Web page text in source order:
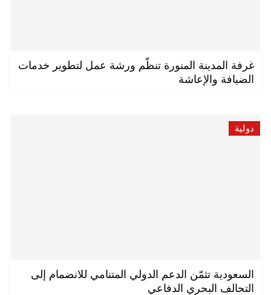
غرفة المدينة المنورة تنظّم ورشة عمل لتطوير خدمات
الضيافة والإعاشة
دولية
السعودية تثمّن الدعم الدولي المتنامي للانضمام إلى
التحالف البحري الدفاعي